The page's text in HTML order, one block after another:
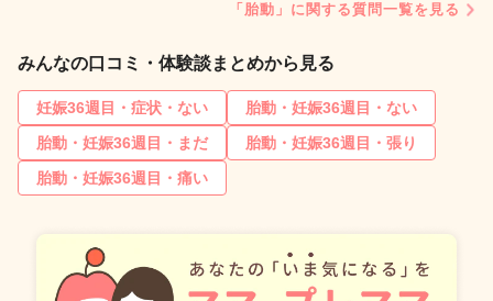
「胎動」に関する質問一覧を見る
みんなの口コミ・体験談まとめから見る
妊娠36週目・症状・ない
胎動・妊娠36週目・ない
胎動・妊娠36週目・まだ
胎動・妊娠36週目・張り
胎動・妊娠36週目・痛い